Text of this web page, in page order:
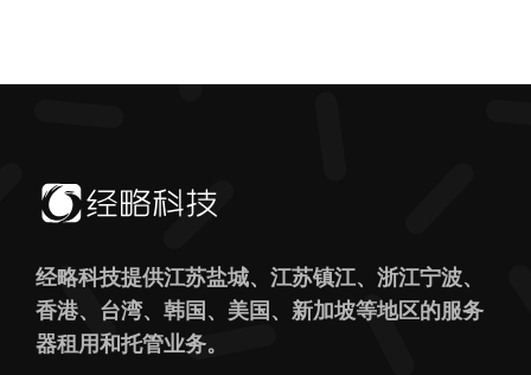
经略科技提供江苏盐城、江苏镇江、浙江宁波、
香港、台湾、韩国、美国、新加坡等地区的服务
器租用和托管业务。